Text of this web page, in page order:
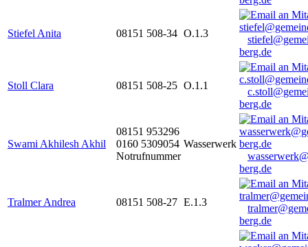
Stiefel Anita 08151 508-34 O.1.3
berg.de
Stoll Clara 08151 508-25 O.1.1
berg.de
Swami Akhilesh Akhil
08151 953296
0160 5309054
Notrufnummer
Wasserwerk
berg.de
Tralmer Andrea 08151 508-27 E.1.3
berg.de